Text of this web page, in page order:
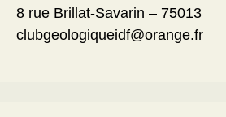
8 rue Brillat-Savarin – 75013
clubgeologiqueidf@orange.fr